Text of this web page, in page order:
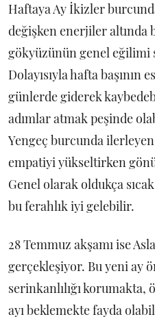
Haftaya Ay İkizler
değişken enerjiler altında
gökyüzünün genel eğilimi
Dolayısıyla hafta
günlerde giderek
adımlar atmak peşinde
Yengeç burcunda
empatiyi yükseltirken
Genel olarak oldukça
bu ferahlık iyi gelebilir.
28 Temmuz akşamı ise
gerçekleşiyor. Bu yeni ay
serinkanlılığı
ayı beklemekte fayda